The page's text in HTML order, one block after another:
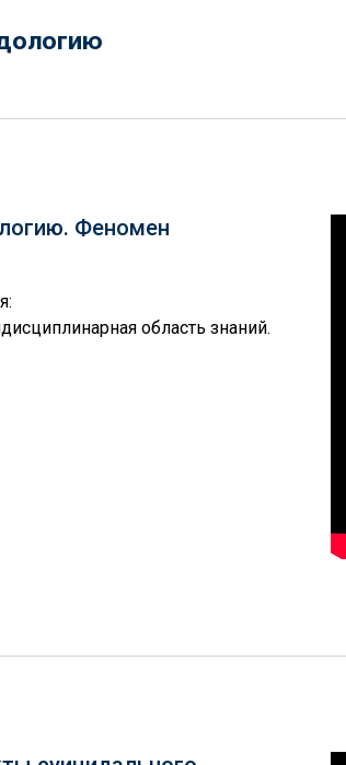
Феномен
область знаний.